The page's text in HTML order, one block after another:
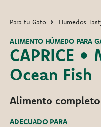
Para tu Gato Humedos
CAPRICE
Ocean Fish
ALIMENTO HÚMEDO PARA
Alimento
ADECUADO PARA